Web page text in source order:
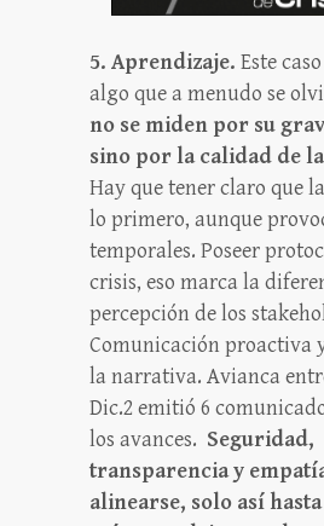
5. Aprendizaje. Este
algo que a menudo se
no se miden por su
sino por la calidad de
Hay que tener claro que
lo primero, aunque
temporales. Poseer
crisis, eso marca la
percepción de los
Comunicación proactiva
la narrativa. Avianca
Dic.2 emitió 6
los avances. Seguridad,
transparencia y
alinearse, solo así